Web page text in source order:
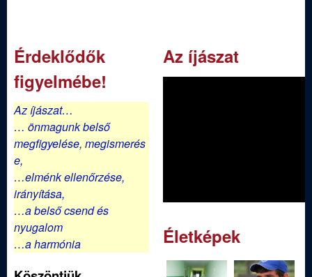
Érdeklődők
figyelmébe!
Az íjászat…
… önmagunk belső
megfigyelése, megismerés
e,
…elménk ellenőrzése,
irányítása,
…a belső csend és
nyugalom
…a harmónia
Az íjászat
Életképek